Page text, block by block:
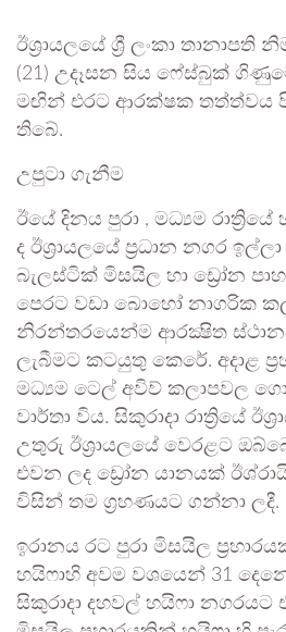
ඊශ්‍රායලයේ ශ්‍රී ලංකා තානාපති
(21) උදෑසන සිය ෆේස්බුක්
මඟින් එරට ආරක්ෂක තත්ත්වය
තිබේ.
උපුටා ගැනීම
ඊයේ දිනය පුරා , මධ්‍යම රාත්‍රියේ
ද ඊශ්‍රායලයේ ප්‍රධාන නගර
බැලස්ටික් මිසයිල හා ඩ්‍රෝන
පෙරට වඩා බොහෝ නාගරික
නිරන්තරයෙන්ම ආරක්‍ෂිත
ලැබීමට කටයුතු කෙරේ. අදාළ
මධ්‍යම ටෙල් අවිව් කලාපවල
වාර්තා විය. සිකුරාදා රාත්‍රියේ
උතුරු ඊශ්‍රායලයේ වෙරළට
එවන ලද ඩ්‍රෝන යානයක්
විසින් තම ග්‍රහණයට ගන්නා ලදී.
ඉරානය රට පුරා මිසයිල
හයිෆාහි අවම වශයෙන් 31
සිකුරාදා දහවල් හයිෆා නගරයට